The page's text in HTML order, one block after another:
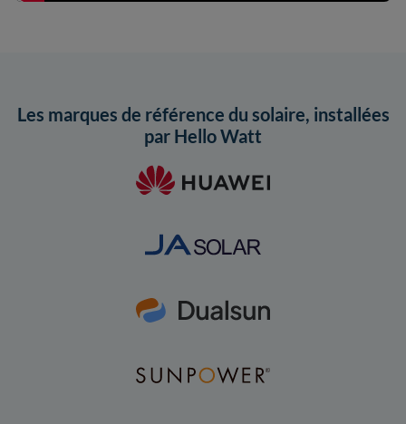
Les marques de référence du solaire, installées
par Hello Watt